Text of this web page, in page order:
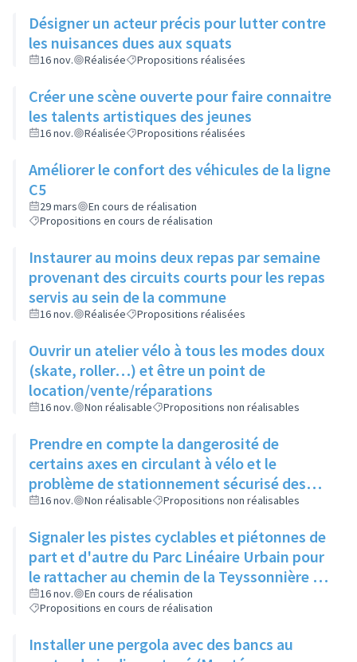
Désigner un acteur précis pour lutter contre
les nuisances dues aux squats
16 nov. Réalisée Propositions réalisées
Créer une scène ouverte pour faire connaitre
les talents artistiques des jeunes
16 nov. Réalisée Propositions réalisées
Améliorer le confort des véhicules de la ligne
C5
29 mars
En cours de réalisation
Propositions en cours de réalisation
Instaurer au moins deux repas par semaine
provenant des circuits courts pour les repas
servis au sein de la commune
16 nov. Réalisée Propositions réalisées
Ouvrir un atelier vélo à tous les modes doux
(skate, roller…) et être un point de
location/vente/réparations
16 nov. Non réalisable Propositions non réalisables
Prendre en compte la dangerosité de
certains axes en circulant à vélo et le
problème de stationnement sécurisé des
vélos avant d'ouvrir un atelier vélo
16 nov. Non réalisable Propositions non réalisables
Signaler les pistes cyclables et piétonnes de
part et d'autre du Parc Linéaire Urbain pour
le rattacher au chemin de la Teyssonnière et
à la route de Genève
16 nov.
En cours de réalisation
Propositions en cours de réalisation
Installer une pergola avec des bancs au